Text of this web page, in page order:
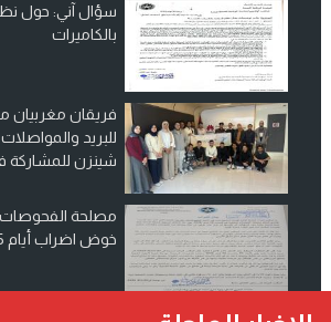
سؤال آني: حول
بالكاميرات
فريقان مغربيان
للبريد
شينزن للمشاركة
مصلحة
خوض اضراب أيام 25 و 26 فبراير...
انضم الينا على فيسبوك